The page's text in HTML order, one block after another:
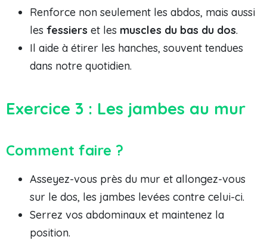
Renforce non seulement les abdos, mais aussi
les fessiers et les muscles du bas du dos.
Il aide à étirer les hanches, souvent tendues
dans notre quotidien.
Exercice 3 : Les jambes au mur
Comment faire ?
Asseyez-vous près du mur et allongez-vous
sur le dos, les jambes levées contre celui-ci.
Serrez vos abdominaux et maintenez la
position.